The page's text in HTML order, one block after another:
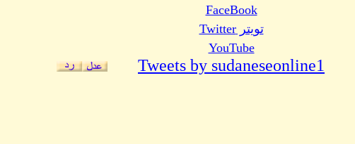
FaceBook
تويتر Twitter
YouTube
Tweets by sudaneseonline1